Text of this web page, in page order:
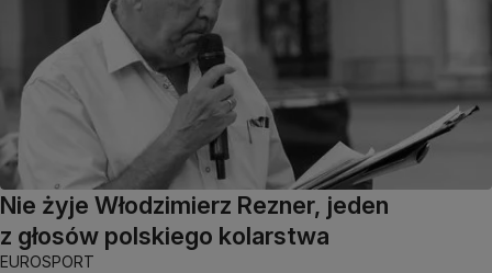
Nie żyje Włodzimierz Rezner, jeden
z głosów polskiego kolarstwa
EUROSPORT